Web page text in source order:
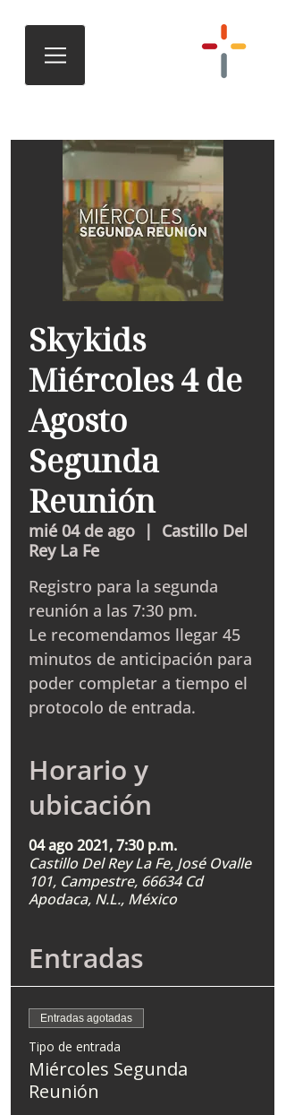
Skykids
Miércoles 4 de
Agosto
Segunda
Reunión
mié 04 de ago
  |
Castillo Del
Rey La Fe
Registro para la segunda
reunión a las 7:30 pm.
Le recomendamos llegar 45
minutos de anticipación para
poder completar a tiempo el
protocolo de entrada.
Horario y
ubicación
04 ago 2021, 7:30 p.m.
Castillo Del Rey La Fe, José Ovalle
101, Campestre, 66634 Cd
Apodaca, N.L., México
Entradas
Entradas agotadas
Tipo de entrada
Miércoles Segunda
Reunión